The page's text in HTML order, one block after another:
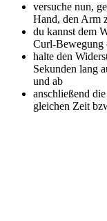
versuche nun,
Hand, den Arm
du kannst dem
Curl-Bewegung
halte den
Sekunden lang
und ab
anschließend
gleichen Zeit